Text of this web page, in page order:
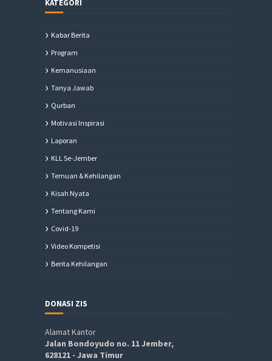
KATEGORI
Kabar Berita
Program
Kemanusiaan
Tanya Jawab
Qurban
Motivasi Inspirasi
Laporan
KLL Se-Jember
Temuan & Kehilangan
Kisah Nyata
Tentang Kami
Covid-19
Video Kompetisi
Berita Kehilangan
DONASI ZIS
Alamat Kantor
Jalan Bondoyudo no. 11 Jember,
628121 - Jawa Timur